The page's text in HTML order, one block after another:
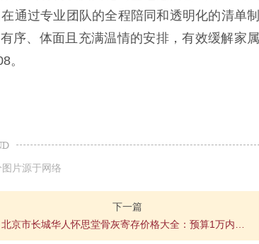
通过专业团队的全程陪同和透明化的清单制
序、体面且充满温情的安排，有效缓解家属
。
片源于网络
下一篇